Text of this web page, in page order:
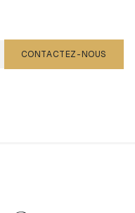
CONTACTEZ-NOUS